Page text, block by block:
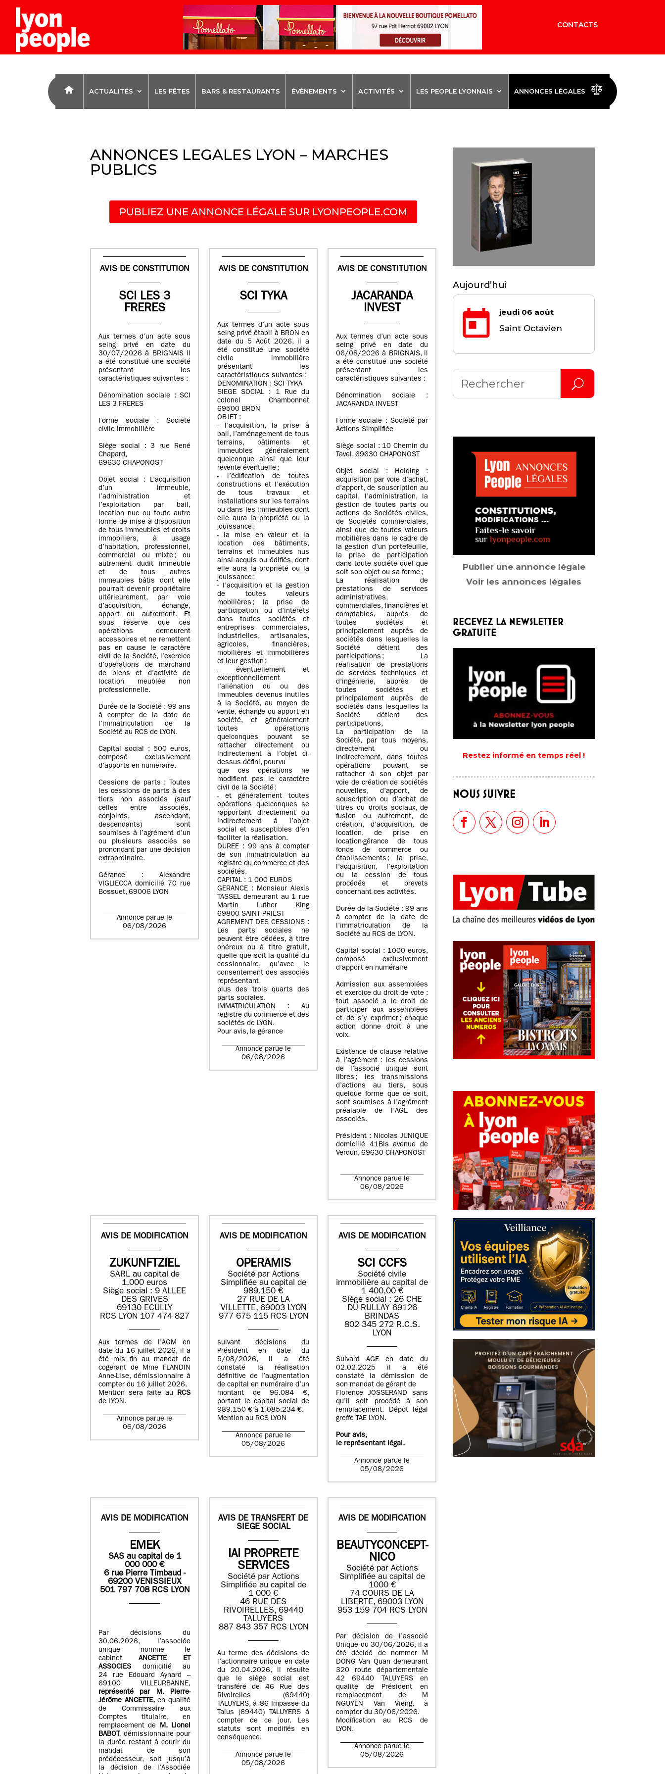
CONTACTS
ACTUALITÉS LES FÊTES BARS & RESTAURANTS ÉVÈNEMENTS ACTIVITÉS LES PEOPLE LYONNAIS ANNONCES LÉGALES
ANNONCES LEGALES LYON – MARCHES
PUBLICS
PUBLIEZ UNE ANNONCE LÉGALE SUR LYONPEOPLE.COM
AVIS DE CONSTITUTION
SCI LES 3
FRERES
Aux termes d’un acte sous
seing privé en date du
30/07/2026 à BRIGNAIS il
a été constitué une société
présentant les
caractéristiques suivantes :
Dénomination sociale : SCI
LES 3 FRERES
Forme sociale : Société
civile immobilière
Siège social : 3 rue René
Chapard,
69630 CHAPONOST
Objet social : L’acquisition
d’un immeuble,
l’administration et
l’exploitation par bail,
location nue ou toute autre
forme de mise à disposition
de tous immeubles et droits
immobiliers, à usage
d’habitation, professionnel,
commercial ou mixte ; ou
autrement dudit immeuble
et de tous autres
immeubles bâtis dont elle
pourrait devenir propriétaire
ultérieurement, par voie
d’acquisition, échange,
apport ou autrement. Et
sous réserve que ces
opérations demeurent
accessoires et ne remettent
pas en cause le caractère
civil de la Société, l’exercice
d’opérations de marchand
de biens et d’activité de
location meublée non
professionnelle.
Durée de la Société : 99 ans
à compter de la date de
l’immatriculation de la
Société au RCS de LYON.
Capital social : 500 euros,
composé exclusivement
d’apports en numéraire.
Cessions de parts : Toutes
les cessions de parts à des
tiers non associés (sauf
celles entre associés,
conjoints, ascendant,
descendants) sont
soumises à l’agrément d’un
ou plusieurs associés se
prononçant par une décision
extraordinaire.
Gérance : Alexandre
VIGLIECCA domicilié 70 rue
Bossuet, 69006 LYON
Annonce parue le
06/08/2026
AVIS DE CONSTITUTION
SCI TYKA
Aux termes d’un acte sous
seing privé établi à BRON en
date du 5 Août 2026, il a
été constitué une société
civile immobilière
présentant les
caractéristiques suivantes :
DENOMINATION : SCI TYKA
SIEGE SOCIAL : 1 Rue du
colonel Chambonnet
69500 BRON
OBJET :
- l’acquisition, la prise à
bail, l’aménagement de tous
terrains, bâtiments et
immeubles généralement
quelconque ainsi que leur
revente éventuelle ;
- l’édification de toutes
constructions et l’exécution
de tous travaux et
installations sur les terrains
ou dans les immeubles dont
elle aura la propriété ou la
jouissance ;
- la mise en valeur et la
location des bâtiments,
terrains et immeubles nus
ainsi acquis ou édifiés, dont
elle aura la propriété ou la
jouissance ;
- l’acquisition et la gestion
de toutes valeurs
mobilières ; la prise de
participation ou d’intérêts
dans toutes sociétés et
entreprises commerciales,
industrielles, artisanales,
agricoles, financières,
mobilières et immobilières
et leur gestion ;
- éventuellement et
exceptionnellement
l’aliénation du ou des
immeubles devenus inutiles
à la Société, au moyen de
vente, échange ou apport en
société, et généralement
toutes opérations
quelconques pouvant se
rattacher directement ou
indirectement à l’objet ci-
dessus défini, pourvu
que ces opérations ne
modifient pas le caractère
civil de la Société ;
- et généralement toutes
opérations quelconques se
rapportant directement ou
indirectement à l’objet
social et susceptibles d’en
faciliter la réalisation.
DUREE : 99 ans à compter
de son immatriculation au
registre du commerce et des
sociétés.
CAPITAL : 1 000 EUROS
GERANCE : Monsieur Alexis
TASSEL demeurant au 1 rue
Martin Luther King
69800 SAINT PRIEST
AGREMENT DES CESSIONS :
Les parts sociales ne
peuvent être cédées, à titre
onéreux ou à titre gratuit,
quelle que soit la qualité du
cessionnaire, qu’avec le
consentement des associés
représentant
plus des trois quarts des
parts sociales.
IMMATRICULATION : Au
registre du commerce et des
sociétés de LYON.
Pour avis, la gérance
Annonce parue le
06/08/2026
AVIS DE CONSTITUTION
JACARANDA
INVEST
Aux termes d’un acte sous
seing privé en date du
06/08/2026 à BRIGNAIS, il
a été constitué une société
présentant les
caractéristiques suivantes :
Dénomination sociale :
JACARANDA INVEST
Forme sociale : Société par
Actions Simplifiée
Siège social : 10 Chemin du
Tavel, 69630 CHAPONOST
Objet social : Holding :
acquisition par voie d’achat,
d’apport, de souscription au
capital, l’administration, la
gestion de toutes parts ou
actions de Sociétés civiles,
de Sociétés commerciales,
ainsi que de toutes valeurs
mobilières dans le cadre de
la gestion d’un portefeuille,
la prise de participation
dans toute société quel que
soit son objet ou sa forme ;
La réalisation de
prestations de services
administratives,
commerciales, financières et
comptables, auprès de
toutes sociétés et
principalement auprès de
sociétés dans lesquelles la
Société détient des
participations ; La
réalisation de prestations
de services techniques et
d’ingénierie, auprès de
toutes sociétés et
principalement auprès de
sociétés dans lesquelles la
Société détient des
participations,
La participation de la
Société, par tous moyens,
directement ou
indirectement, dans toutes
opérations pouvant se
rattacher à son objet par
voie de création de sociétés
nouvelles, d’apport, de
souscription ou d’achat de
titres ou droits sociaux, de
fusion ou autrement, de
création, d’acquisition, de
location, de prise en
location-gérance de tous
fonds de commerce ou
établissements ; la prise,
l’acquisition, l’exploitation
ou la cession de tous
procédés et brevets
concernant ces activités.
Durée de la Société : 99 ans
à compter de la date de
l’immatriculation de la
Société au RCS de LYON.
Capital social : 1000 euros,
composé exclusivement
d’apport en numéraire
Admission aux assemblées
et exercice du droit de vote :
tout associé a le droit de
participer aux assemblées
et de s’y exprimer ; chaque
action donne droit à une
voix.
Existence de clause relative
à l’agrément : les cessions
de l’associé unique sont
libres ; les transmissions
d’actions au tiers, sous
quelque forme que ce soit,
sont soumises à l’agrément
préalable de l’AGE des
associés.
Président : Nicolas JUNIQUE
domicilié 41Bis avenue de
Verdun, 69630 CHAPONOST
Annonce parue le
06/08/2026
AVIS DE MODIFICATION
ZUKUNFTZIEL
SARL au capital de
1.000 euros
Siège social : 9 ALLEE
DES GRIVES
69130 ECULLY
RCS LYON 107 474 827
Aux termes de l’AGM en
date du 16 juillet 2026, il a
été mis fin au mandat de
cogérant de Mme FLANDIN
Anne-Lise, démissionnaire à
compter du 16 juillet 2026.
Mention sera faite au RCS
de LYON.
Annonce parue le
06/08/2026
AVIS DE MODIFICATION
OPERAMIS
Société par Actions
Simplifiée au capital de
989.150 €
27 RUE DE LA
VILLETTE, 69003 LYON
977 675 115 RCS LYON
suivant décisions du
Président en date du
5/08/2026, il a été
constaté la réalisation
définitive de l’augmentation
de capital en numéraire d’un
montant de 96.084 €,
portant le capital social de
989.150 € à 1.085.234 €.
Mention au RCS LYON
Annonce parue le
05/08/2026
AVIS DE MODIFICATION
SCI CCFS
Société civile
immobilière au capital de
1 400,00 €
Siège social : 26 CHE
DU RULLAY 69126
BRINDAS
802 345 272 R.C.S.
LYON
Suivant AGE en date du
02.02.2025 il a été
constaté la démission de
son mandat de gérant de
Florence JOSSERAND sans
qu’il soit procédé à son
remplacement. Dépôt légal
greffe TAE LYON.
Pour avis,
le représentant légal.
Annonce parue le
05/08/2026
AVIS DE MODIFICATION
EMEK
SASau capital de 1
000 000€
6 rue Pierre Timbaud -
69200 VENISSIEUX
501 797 708 RCS LYON
Par décisions du
30.06.2026, l’associée
unique nomme le
cabinet ANCETTE ET
ASSOCIES
domicilié au
24 rue Edouard Aynard –
69100 VILLEURBANNE,
représenté par M.Pierre-
Jérôme ANCETTE, en qualité
de Commissaire aux
Comptes titulaire, en
remplacement de M.Lionel
BABOT, démissionnaire pour
la durée restant à courir du
mandat de son
prédécesseur, soit jusqu’à
la décision de l’Associée
AVIS DE TRANSFERT DE
SIEGE SOCIAL
IAI PROPRETE
SERVICES
Société par Actions
Simplifiée au capital de
1 000 €
46 RUE DES
RIVOIRELLES, 69440
TALUYERS
887 843 357 RCS LYON
Au terme des décisions de
l’actionnaire unique en date
du 20.04.2026, il résulte
que le siège social est
transféré de 46 Rue des
Rivoirelles (69440)
TALUYERS, à 86 Impasse du
Talus (69440) TALUYERS à
compter de ce jour. Les
statuts sont modifiés en
conséquence.
Annonce parue le
05/08/2026
AVIS DE MODIFICATION
BEAUTYCONCEPT-
NICO
Société par Actions
Simplifiée au capital de
1000 €
74 COURS DE LA
LIBERTE, 69003 LYON
953 159 704 RCS LYON
Par décision de l’associé
Unique du 30/06/2026, il a
été décidé de nommer M
DONG Van Quan demeurant
320 route départementale
42 69440 TALUYERS en
qualité de Président en
remplacement de M
NGUYEN Van Vieng, à
compter du 30/06/2026.
Modification au RCS de
LYON.
Annonce parue le
05/08/2026
Aujourd’hui
jeudi 06 août
Saint Octavien
Publier une annonce légale
Voir les annonces légales
RECEVEZ LA NEWSLETTER
GRATUITE
Restez informé en temps réel !
NOUS SUIVRE